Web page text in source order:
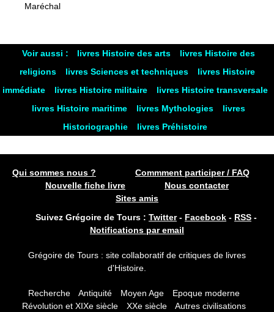
Maréchal
Voir aussi : livres Histoire des arts
livres Histoire des
religions
livres Sciences et techniques
livres Histoire
immédiate
livres Histoire militaire
livres Histoire transversale
livres Histoire maritime
livres Mythologies
livres
Historiographie
livres Préhistoire
Qui sommes nous ?
Commment participer / FAQ
Nouvelle fiche livre
Nous contacter
Sites amis
Suivez Grégoire de Tours : Twitter- Facebook - RSS -
Notifications par email
Grégoire de Tours : site collaboratif de critiques de livres
d'Histoire.
Recherche Antiquité Moyen Age
Epoque moderne
Révolution et XIXe siècle
XXe siècle Autres civilisations